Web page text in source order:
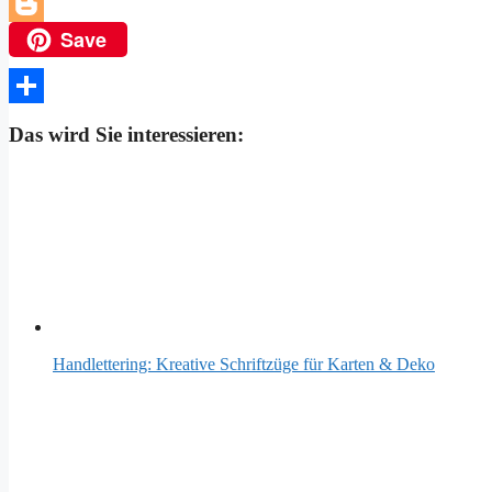
Telegram
BloggerSave
Das wird Sie interessieren:
Handlettering: Kreative Schriftzüge für Karten & Deko